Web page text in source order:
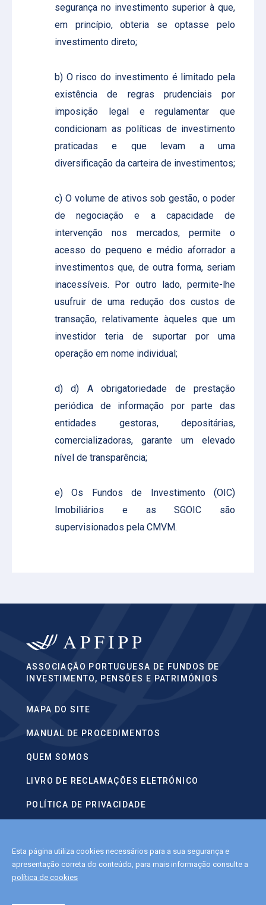
segurança no investimento superior à que,
em princípio, obteria se optasse pelo
investimento direto;
b) O risco do investimento é limitado pela
existência de regras prudenciais por
imposição legal e regulamentar que
condicionam as políticas de investimento
praticadas e que levam a uma
diversificação da carteira de investimentos;
c) O volume de ativos sob gestão, o poder
de negociação e a capacidade de
intervenção nos mercados, permite o
acesso do pequeno e médio aforrador a
investimentos que, de outra forma, seriam
inacessíveis. Por outro lado, permite-lhe
usufruir de uma redução dos custos de
transação, relativamente àqueles que um
investidor teria de suportar por uma
operação em nome individual;
d) d) A obrigatoriedade de prestação
periódica de informação por parte das
entidades gestoras, depositárias,
comercializadoras, garante um elevado
nível de transparência;
e) Os Fundos de Investimento (OIC)
Imobiliários e as SGOIC são
supervisionados pela CMVM.
Esta página utiliza cookies necessários para a sua segurança e
apresentação correta do conteúdo, para mais informação consulte a
política de cookies
ASSOCIAÇÃO PORTUGUESA DE FUNDOS DE
INVESTIMENTO, PENSÕES E PATRIMÓNIOS
MAPA DO SITE
MANUAL DE PROCEDIMENTOS
QUEM SOMOS
LIVRO DE RECLAMAÇÕES ELETRÓNICO
POLÍTICA DE PRIVACIDADE
POLÍTICA DE COOKIES